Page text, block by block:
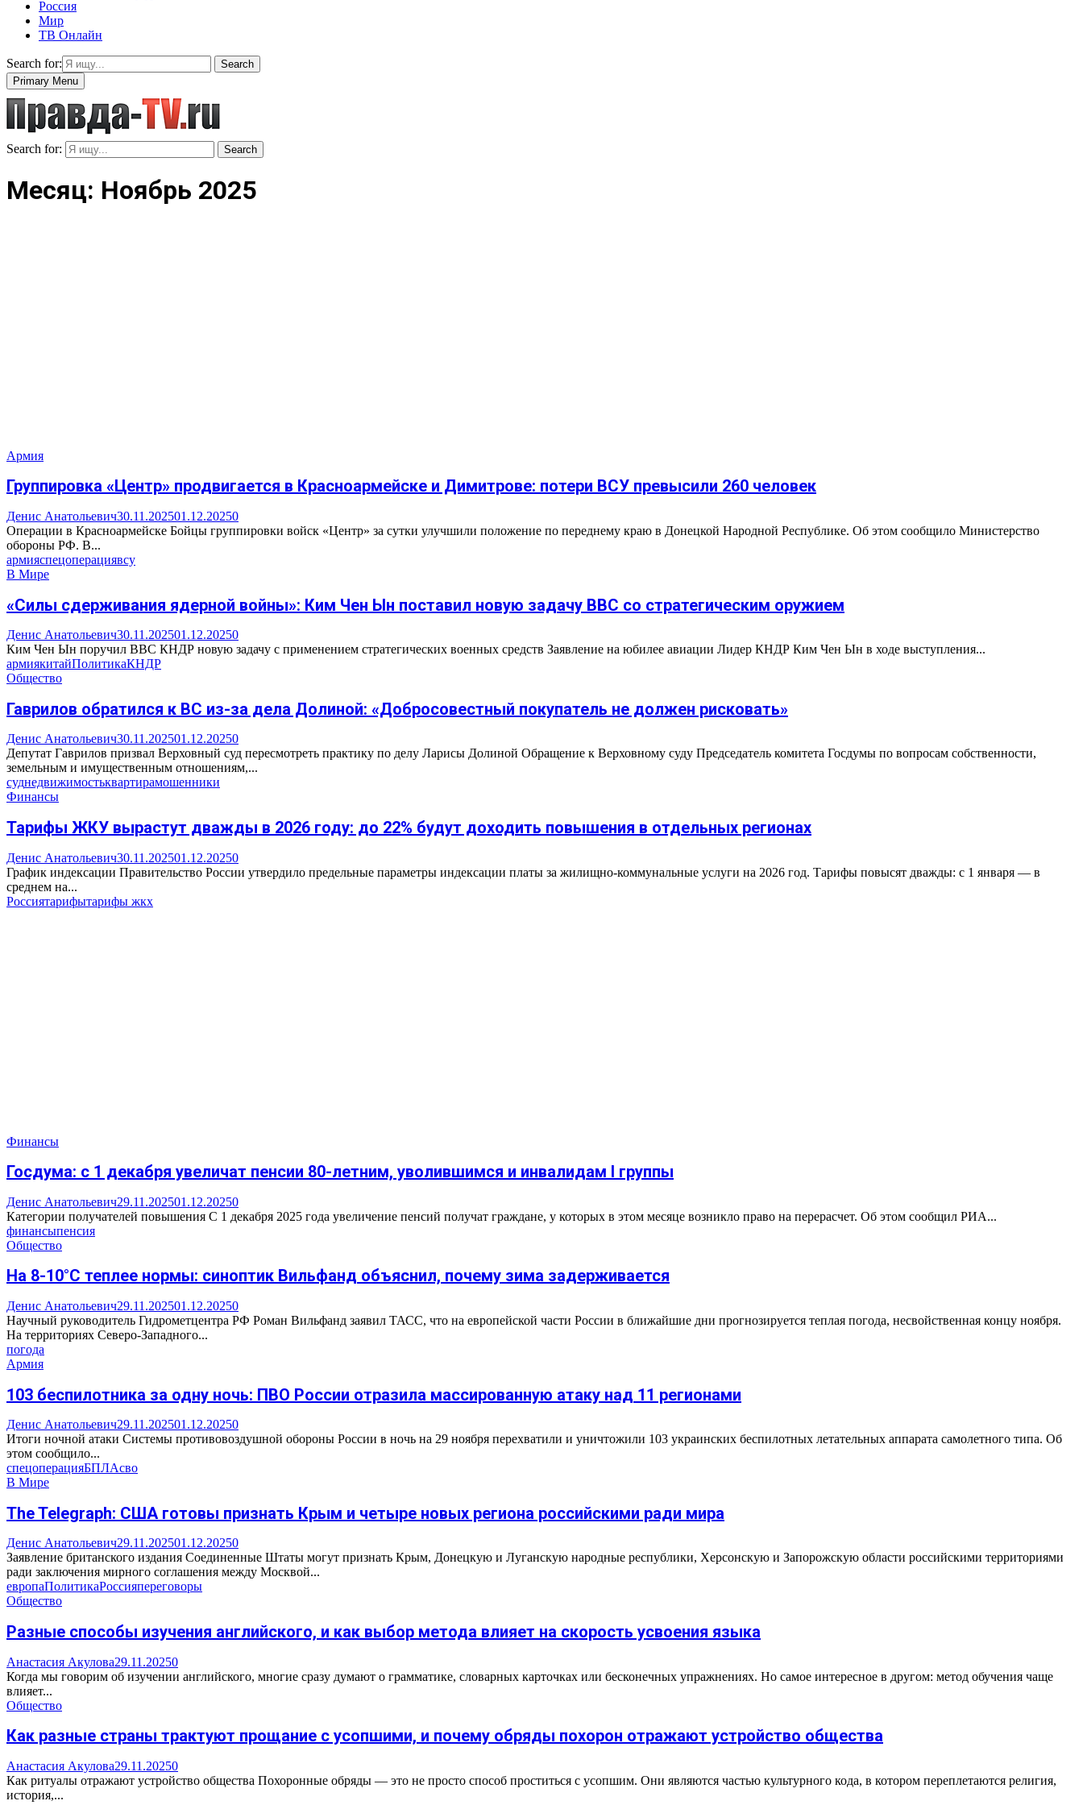
Россия
Мир
ТВ Онлайн
Search for:
Search
Primary Menu
Search for: Search
Месяц: Ноябрь 2025
Армия
Группировка «Центр» продвигается в Красноармейске и Димитрове: потери ВСУ превысили 260 человек
Денис Анатольевич30.11.202501.12.20250
Операции в Красноармейске Бойцы группировки войск «Центр» за сутки улучшили положение по переднему краю в Донецкой Народной Республике. Об этом сообщило Министерство
обороны РФ. В...
армияспецоперациявсу
В Мире
«Силы сдерживания ядерной войны»: Ким Чен Ын поставил новую задачу ВВС со стратегическим оружием
Денис Анатольевич30.11.202501.12.20250
Ким Чен Ын поручил ВВС КНДР новую задачу с применением стратегических военных средств Заявление на юбилее авиации Лидер КНДР Ким Чен Ын в ходе выступления...
армиякитайПолитикаКНДР
Общество
Гаврилов обратился к ВС из-за дела Долиной: «Добросовестный покупатель не должен рисковать»
Денис Анатольевич30.11.202501.12.20250
Депутат Гаврилов призвал Верховный суд пересмотреть практику по делу Ларисы Долиной Обращение к Верховному суду Председатель комитета Госдумы по вопросам собственности,
земельным и имущественным отношениям,...
суднедвижимостьквартирамошенники
Финансы
Тарифы ЖКУ вырастут дважды в 2026 году: до 22% будут доходить повышения в отдельных регионах
Денис Анатольевич30.11.202501.12.20250
График индексации Правительство России утвердило предельные параметры индексации платы за жилищно-коммунальные услуги на 2026 год. Тарифы повысят дважды: с 1 января — в
среднем на...
Россиятарифытарифы жкх
Финансы
Госдума: с 1 декабря увеличат пенсии 80-летним, уволившимся и инвалидам I группы
Денис Анатольевич29.11.202501.12.20250
Категории получателей повышения С 1 декабря 2025 года увеличение пенсий получат граждане, у которых в этом месяце возникло право на перерасчет. Об этом сообщил РИА...
финансыпенсия
Общество
На 8-10°C теплее нормы: синоптик Вильфанд объяснил, почему зима задерживается
Денис Анатольевич29.11.202501.12.20250
Научный руководитель Гидрометцентра РФ Роман Вильфанд заявил ТАСС, что на европейской части России в ближайшие дни прогнозируется теплая погода, несвойственная концу ноября.
На территориях Северо-Западного...
погода
Армия
103 беспилотника за одну ночь: ПВО России отразила массированную атаку над 11 регионами
Денис Анатольевич29.11.202501.12.20250
Итоги ночной атаки Системы противовоздушной обороны России в ночь на 29 ноября перехватили и уничтожили 103 украинских беспилотных летательных аппарата самолетного типа. Об
этом сообщило...
спецоперацияБПЛАсво
В Мире
The Telegraph: США готовы признать Крым и четыре новых региона российскими ради мира
Денис Анатольевич29.11.202501.12.20250
Заявление британского издания Соединенные Штаты могут признать Крым, Донецкую и Луганскую народные республики, Херсонскую и Запорожскую области российскими территориями
ради заключения мирного соглашения между Москвой...
европаПолитикаРоссияпереговоры
Общество
Разные способы изучения английского, и как выбор метода влияет на скорость усвоения языка
Анастасия Акулова29.11.20250
Когда мы говорим об изучении английского, многие сразу думают о грамматике, словарных карточках или бесконечных упражнениях. Но самое интересное в другом: метод обучения чаще
влияет...
Общество
Как разные страны трактуют прощание с усопшими, и почему обряды похорон отражают устройство общества
Анастасия Акулова29.11.20250
Как ритуалы отражают устройство общества Похоронные обряды — это не просто способ проститься с усопшим. Они являются частью культурного кода, в котором переплетаются религия,
история,...